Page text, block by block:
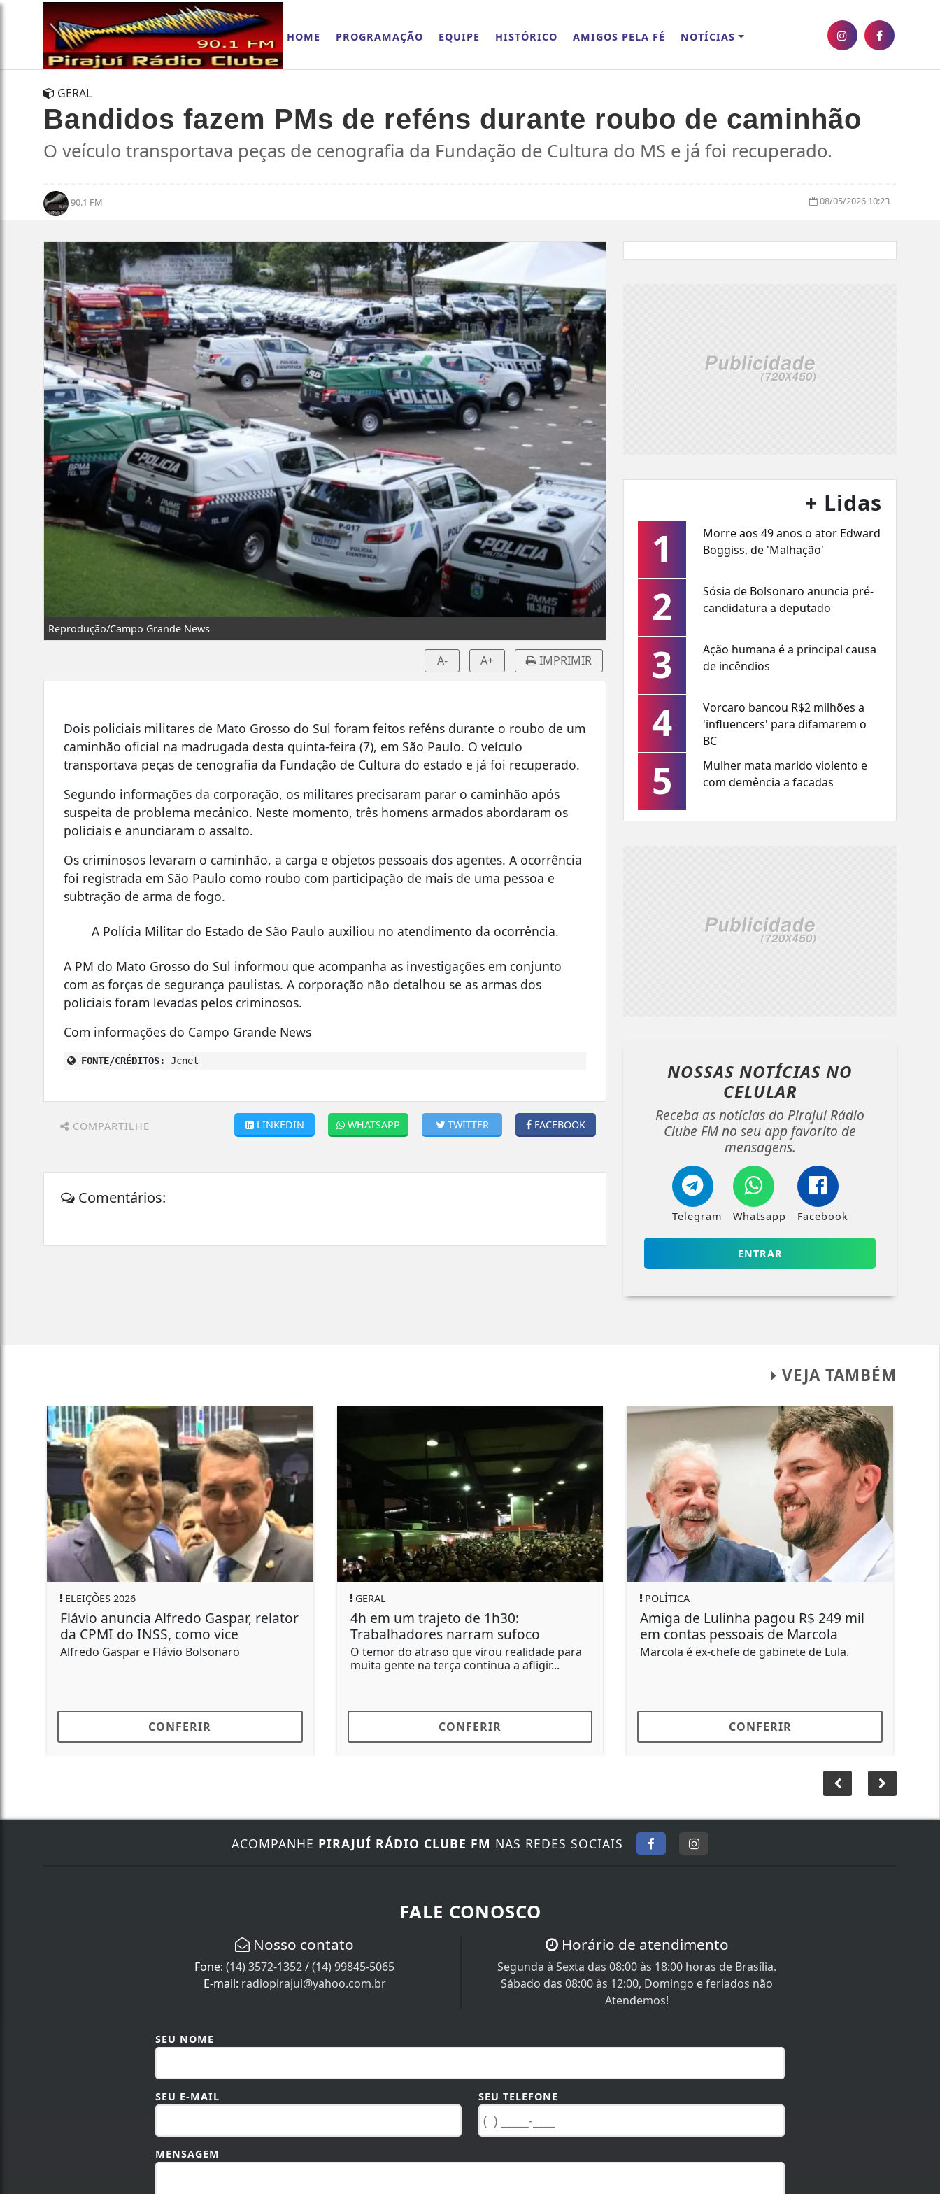
HOME PROGRAMAÇÃO EQUIPE HISTÓRICO AMIGOS PELA FÉ NOTÍCIAS
GERAL
Bandidos fazem PMs de reféns durante roubo de caminhão
O veículo transportava peças de cenografia da Fundação de Cultura do MS e já foi recuperado.
90.1 FM 08/05/2026 10:23
Reprodução/Campo Grande News
A- A+ IMPRIMIR
Dois policiais militares de Mato Grosso do Sul foram feitos reféns durante o roubo de um
caminhão oficial na madrugada desta quinta-feira (7), em São Paulo. O veículo
transportava peças de cenografia da Fundação de Cultura do estado e já foi recuperado.
Segundo informações da corporação, os militares precisaram parar o caminhão após
suspeita de problema mecânico. Neste momento, três homens armados abordaram os
policiais e anunciaram o assalto.
Os criminosos levaram o caminhão, a carga e objetos pessoais dos agentes. A ocorrência
foi registrada em São Paulo como roubo com participação de mais de uma pessoa e
subtração de arma de fogo.
A Polícia Militar do Estado de São Paulo auxiliou no atendimento da ocorrência.
A PM do Mato Grosso do Sul informou que acompanha as investigações em conjunto
com as forças de segurança paulistas. A corporação não detalhou se as armas dos
policiais foram levadas pelos criminosos.
Com informações do Campo Grande News
FONTE/CRÉDITOS: Jcnet
COMPARTILHE FACEBOOK
TWITTER
WHATSAPP
LINKEDIN
Comentários:
+ Lidas
1
Morre aos 49 anos o ator Edward
Boggiss, de 'Malhação'
2
Sósia de Bolsonaro anuncia pré-
candidatura a deputado
3
Ação humana é a principal causa
de incêndios
4
Vorcaro bancou R$2 milhões a
'influencers' para difamarem o
BC
5
Mulher mata marido violento e
com demência a facadas
NOSSAS NOTÍCIASNO
CELULAR
Receba as notícias do Pirajuí Rádio
Clube FM no seu app favorito de
mensagens.
Telegram Whatsapp Facebook
ENTRAR
VEJA TAMBÉM
Alfredo Gaspar, relator
do INSS, como vice
e Flávio Bolsonaro
4h em um trajeto de 1h30:
Trabalhadores narram sufoco
O temor do atraso que virou realidade para
muita gente na terça continua a afligir...
Amiga de Lulinha pagou R$ 249 mil
em contas pessoais de Marcola
Marcola é ex-chefe de gabinete de Lula.
Homem morre
futebol em Bauru;
Lucas era natural de
ACOMPANHE PIRAJUÍ RÁDIO CLUBE FM NAS REDES SOCIAIS
FALE CONOSCO
Nosso contato
Fone:(14) 3572-1352/(14) 99845-5065
E-mail: radiopirajui@yahoo.com.br
Horário de atendimento
Segunda à Sexta das 08:00 às 18:00 horas de Brasília.
Sábado das 08:00 às 12:00, Domingo e feriados não
Atendemos!
SEU NOME
SEU E-MAIL SEU TELEFONE
MENSAGEM